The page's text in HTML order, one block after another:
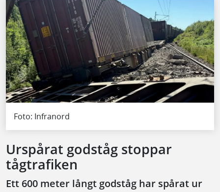
Foto: Infranord
Urspårat godståg stoppar
tågtrafiken
Ett 600 meter långt godståg har spårat ur